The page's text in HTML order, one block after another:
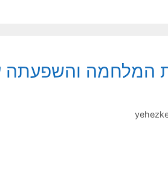
המלחמה והשפעתה